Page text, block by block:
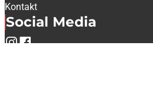
Kontakt
Social Media